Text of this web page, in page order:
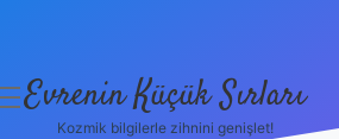
Evrenin Küçük Sırları
Kozmik bilgilerle zihnini genişlet!